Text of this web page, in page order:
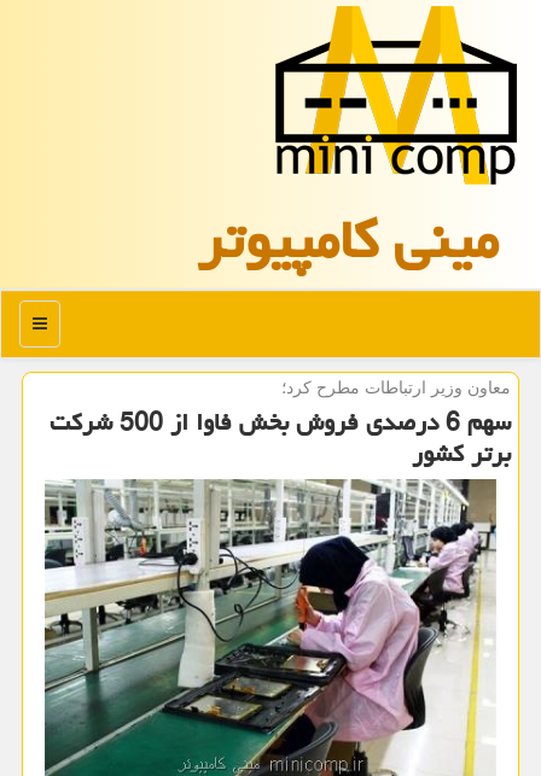
مینی كامپیوتر
منو
معاون وزیر ارتباطات مطرح كرد؛
سهم 6 درصدی فروش بخش فاوا از 500 شركت
برتر كشور